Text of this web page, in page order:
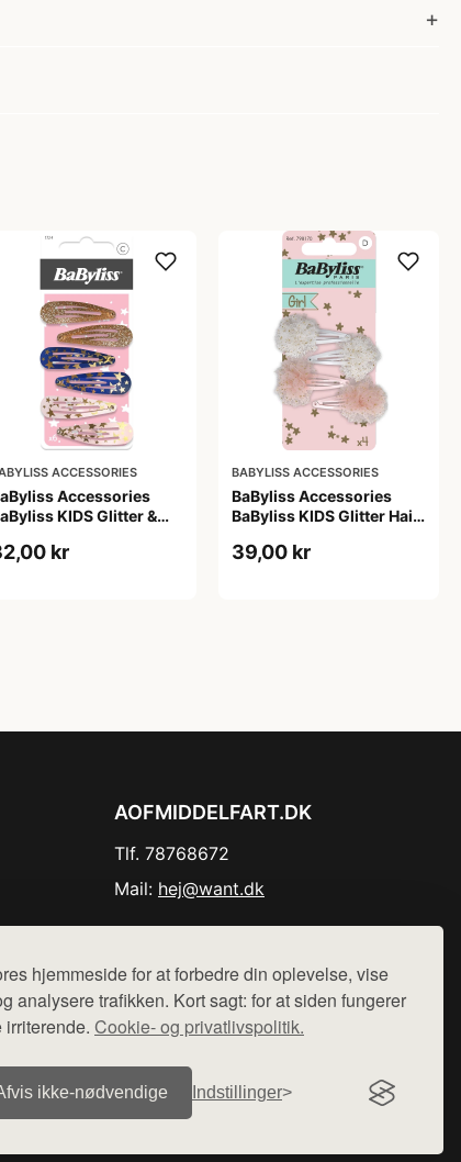
hjemmeside for at forbedre din oplevelse, vise
analysere trafikken. Kort sagt: for at siden fungerer
Cookie- og privatlivspolitik.
ikke‑nødvendige Indstillinger
ACCESSORIES
Accessories
KIDS Glitter &
kr
BABYLISS ACCESSORIES
BaByliss Accessories
BaByliss KIDS Glitter Hair
39,00 kr
AOFMIDDELFART.DK
Tlf. 78768672
Mail: hej@want.dk
ikke varer fra denne side - vi henviser til de shops,